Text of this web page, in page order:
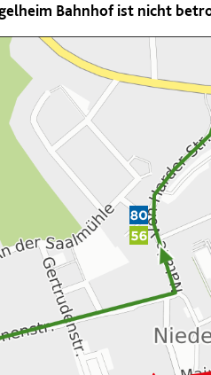
Bahnhof ist nicht